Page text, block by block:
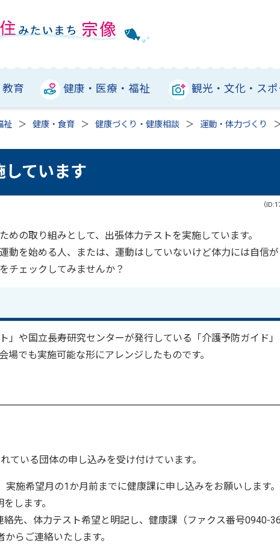
育 健康・医療・福祉 観光・文化・ス
祉 健康・食育 健康づくり・健康相談 運動・体力づくり
しています
（
めの取り組みとして、出張体力テストを実施しています。
動を始める人、または、運動はしていないけど体力には自信
チェックしてみませんか？
」や国立長寿研究センターが発行している「介護予防ガイド
でも実施可能な形にアレンジしたものです。
ている団体の申し込みを受け付けています。
実施希望月の1か月前までに健康課に申し込みをお願いします
します。
先、体力テスト希望と明記し、健康課（ファクス番号0940-
らご連絡いたします。